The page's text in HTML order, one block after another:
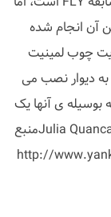
آن انجام شده
چوب لمینیت
دیوار نصب می
ی آنها یک
دیوار بی استفاده را هیجان انگیز کنید!طراح : Julia Quancardمنبع
: http://